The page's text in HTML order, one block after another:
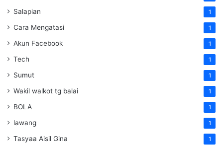
Salapian 1
Cara Mengatasi 1
Akun Facebook 1
Tech 1
Sumut 1
Wakil walkot tg balai 1
BOLA 1
lawang 1
Tasyaa Aisil Gina 1